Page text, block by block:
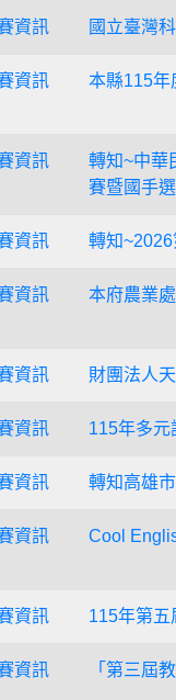
資訊 國立臺灣
資訊 本縣115年
資訊
轉知~中華
賽暨國手選
資訊 轉知
資訊 本府農業
資訊 財團法人
資訊 115年多元
資訊 轉知高雄
資訊 Cool
資訊 115年第五
資訊 「第三屆